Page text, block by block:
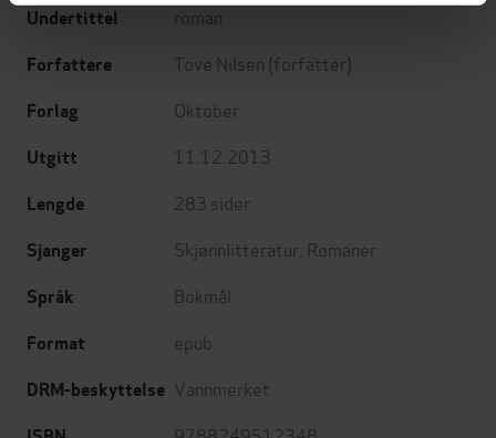
Undertittel roman
Forfattere Tove Nilsen (forfatter)
Forlag Oktober
Utgitt 11.12.2013
Lengde 283 sider
Sjanger Skjønnlitteratur Romaner
Språk Bokmål
Format epub
DRM-beskyttelse Vannmerket